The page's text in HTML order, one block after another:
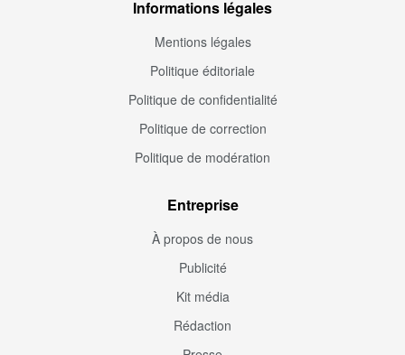
Informations légales
Mentions légales
Politique éditoriale
Politique de confidentialité
Politique de correction
Politique de modération
Entreprise
À propos de nous
Publicité
Kit média
Rédaction